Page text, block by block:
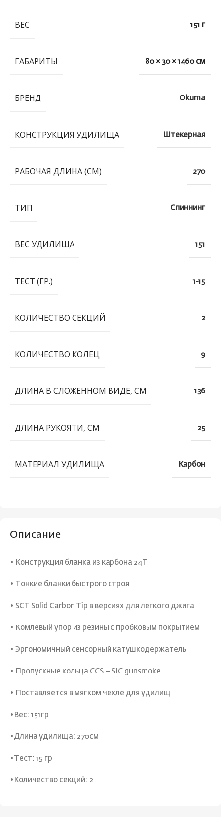
Описание
• Конструкция бланка из карбона 24T
• Тонкие бланки быстрого строя
• SCT Solid Carbon Tip в версиях для легкого джига
• Комлевый упор из резины с пробковым покрытием
• Эргономичный сенсорный катушкодержатель
• Пропускные кольца CCS – SIC gunsmoke
• Поставляется в мягком чехле для удилищ
•Вес: 151гр
•Длина удилища: 270см
•Тест: 15 гр
•Количество секций: 2
ВЕС 151 г
ГАБАРИТЫ 80 × 30 × 1460 см
БРЕНД Okuma
КОНСТРУКЦИЯ УДИЛИЩА Штекерная
РАБОЧАЯ ДЛИНА (СМ) 270
ТИП Спиннинг
ВЕС УДИЛИЩА 151
ТЕСТ (ГР.) 1-15
КОЛИЧЕСТВО СЕКЦИЙ 2
КОЛИЧЕСТВО КОЛЕЦ 9
ДЛИНА В СЛОЖЕННОМ ВИДЕ, СМ 136
ДЛИНА РУКОЯТИ, СМ 25
МАТЕРИАЛ УДИЛИЩА Карбон